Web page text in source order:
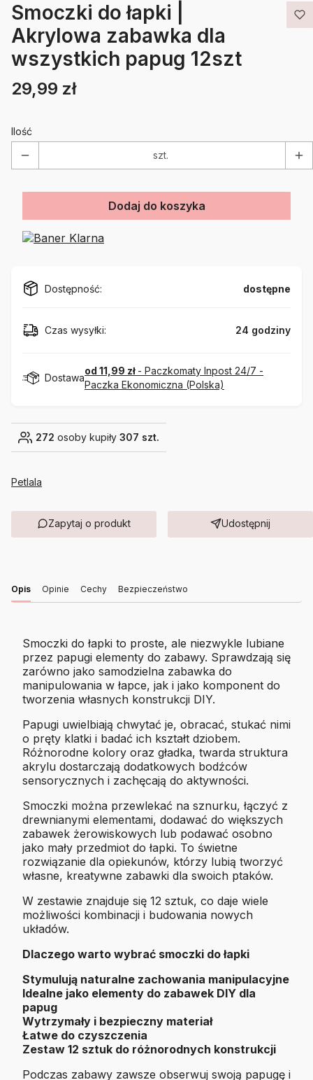
Smoczki do łapki |
Akrylowa zabawka dla
wszystkich papug 12szt
Etykiety
Cena
29,99 zł
Ilość
szt.
Dodaj do koszyka
Dostępność: dostępne
Czas wysyłki: 24 godziny
Dostawa
od 11,99 zł - Paczkomaty Inpost 24/7 -
Paczka Ekonomiczna (Polska)
272 osoby kupiły 307 szt.
Petlala
Zapytaj o produkt Udostępnij
Opis Opinie Cechy Bezpieczeństwo
Smoczki do łapki to proste, ale niezwykle lubiane
przez papugi elementy do zabawy. Sprawdzają się
zarówno jako samodzielna zabawka do
manipulowania w łapce, jak i jako komponent do
tworzenia własnych konstrukcji DIY.
Papugi uwielbiają chwytać je, obracać, stukać nimi
o pręty klatki i badać ich kształt dziobem.
Różnorodne kolory oraz gładka, twarda struktura
akrylu dostarczają dodatkowych bodźców
sensorycznych i zachęcają do aktywności.
Smoczki można przewlekać na sznurku, łączyć z
drewnianymi elementami, dodawać do większych
zabawek żerowiskowych lub podawać osobno
jako mały przedmiot do łapki. To świetne
rozwiązanie dla opiekunów, którzy lubią tworzyć
własne, kreatywne zabawki dla swoich ptaków.
W zestawie znajduje się 12 sztuk, co daje wiele
możliwości kombinacji i budowania nowych
układów.
Dlaczego warto wybrać smoczki do łapki
Stymulują naturalne zachowania manipulacyjne
Idealne jako elementy do zabawek DIY dla
papug
Wytrzymały i bezpieczny materiał
Łatwe do czyszczenia
Zestaw 12 sztuk do różnorodnych konstrukcji
Podczas zabawy zawsze obserwuj swoją papugę i